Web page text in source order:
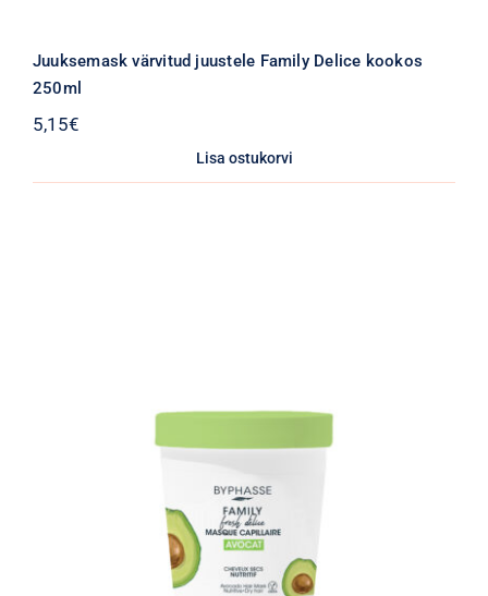
Juuksemask värvitud juustele Family Delice kookos
250ml
5,15€
Lisa ostukorvi